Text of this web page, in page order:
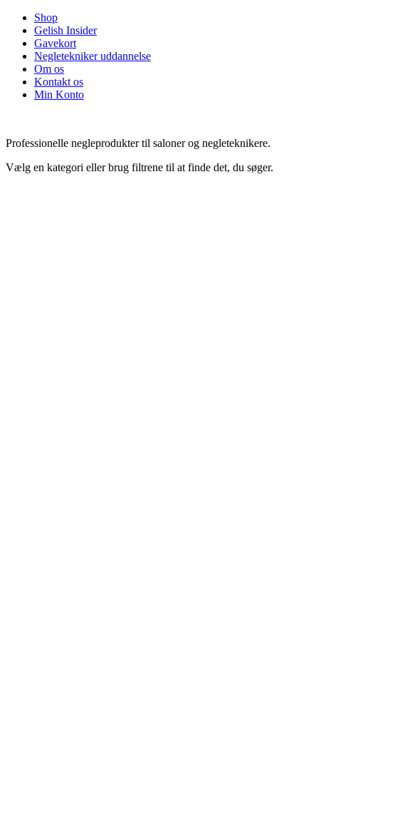
Shop
Gelish Insider
Gavekort
Negletekniker uddannelse
Om os
Kontakt os
Min Konto
Professionelle negleprodukter til saloner og negleteknikere.
Vælg en kategori eller brug filtrene til at finde det, du søger.